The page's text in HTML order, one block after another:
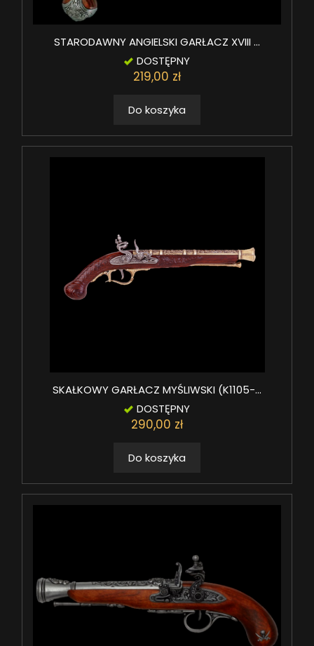
STARODAWNY ANGIELSKI GARŁACZ XVIII ...
DOSTĘPNY
219,00 zł
Do koszyka
SKAŁKOWY GARŁACZ MYŚLIWSKI (K1105-...
DOSTĘPNY
290,00 zł
Do koszyka